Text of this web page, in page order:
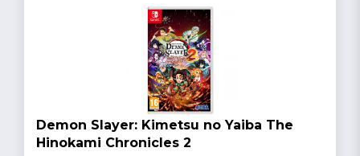
Demon Slayer: Kimetsu no Yaiba The
Hinokami Chronicles 2